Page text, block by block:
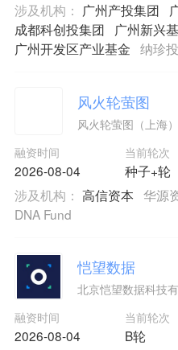
涉及机构： 广州产投集团
成都科创投集团
广州新兴
广州开发区产业基金 纳珍
风火轮萤图
风火轮萤图（上海
融资时间
2026-08-04
当前轮次
种子+轮
涉及机构： 高信资本 华源
DNA Fund
恺望数据
北京恺望数据科技
融资时间
2026-08-04
当前轮次
B轮